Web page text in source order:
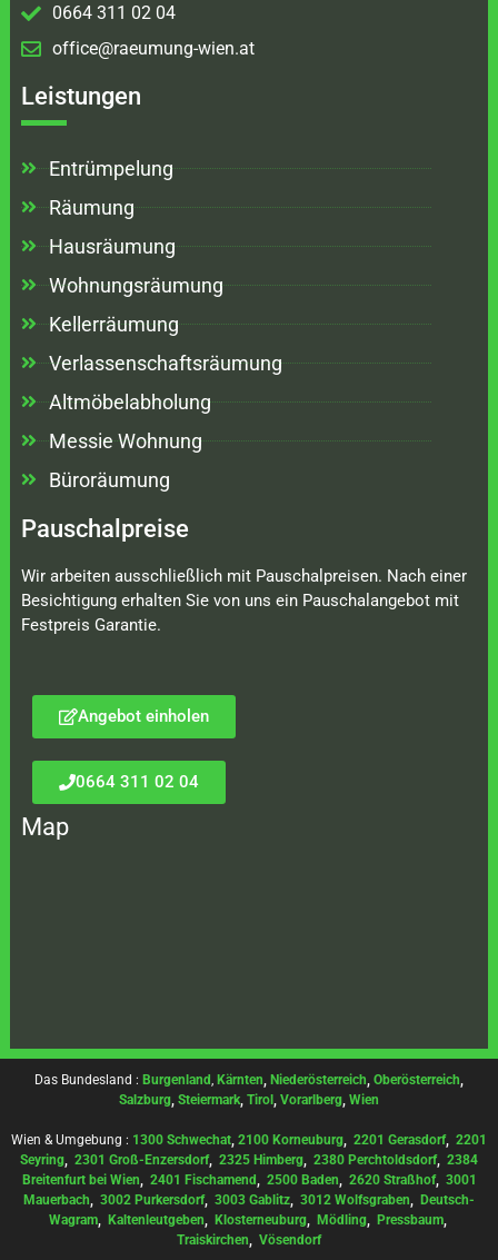
0664 311 02 04
office@raeumung-wien.at
Leistungen
Entrümpelung
Räumung
Hausräumung
Wohnungsräumung
Kellerräumung
Verlassenschaftsräumung
Altmöbelabholung
Messie Wohnung
Büroräumung
Pauschalpreise
Wir arbeiten ausschließlich mit Pauschalpreisen. Nach einer
Besichtigung erhalten Sie von uns ein Pauschalangebot mit
Festpreis Garantie.
Angebot einholen
0664 311 02 04
Map
Das Bundesland : Burgenland, Kärnten, Niederösterreich, Oberösterreich,
Salzburg, Steiermark, Tirol , Vorarlberg, Wien
Wien & Umgebung : 1300 Schwechat, 2100 Korneuburg, 2201 Gerasdorf, 2201
Seyring, 2301 Groß-Enzersdorf, 2325 Himberg, 2380 Perchtoldsdorf, 2384
Breitenfurt bei Wien, 2401 Fischamend, 2500 Baden, 2620 Straßhof, 3001
Mauerbach, 3002 Purkersdorf, 3003 Gablitz, 3012 Wolfsgraben, Deutsch-
Wagram, Kaltenleutgeben, Klosterneuburg, Mödling, Pressbaum,
Traiskirchen, Vösendorf